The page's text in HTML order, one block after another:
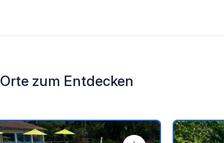
Orte zum Entdecken